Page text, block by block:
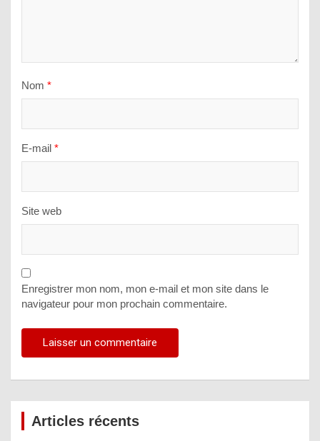
Nom *
E-mail *
Site web
Enregistrer mon nom, mon e-mail et mon site dans le
navigateur pour mon prochain commentaire.
Articles récents